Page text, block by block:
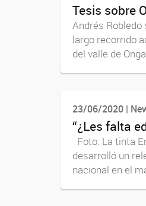
Tesis sobre
Andrés
largo recorrido
del valle de
23/06/2020 |
“¿Les falta
Foto: La tinta
desarrolló un
nacional en el